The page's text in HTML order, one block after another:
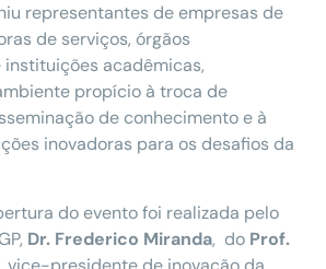
representantes de empresas de
de serviços, órgãos
acadêmicas,
propício à troca de
de conhecimento e à
inovadoras para os desafios da
do evento foi realizada pelo
Dr. Frederico Miranda, do Prof.